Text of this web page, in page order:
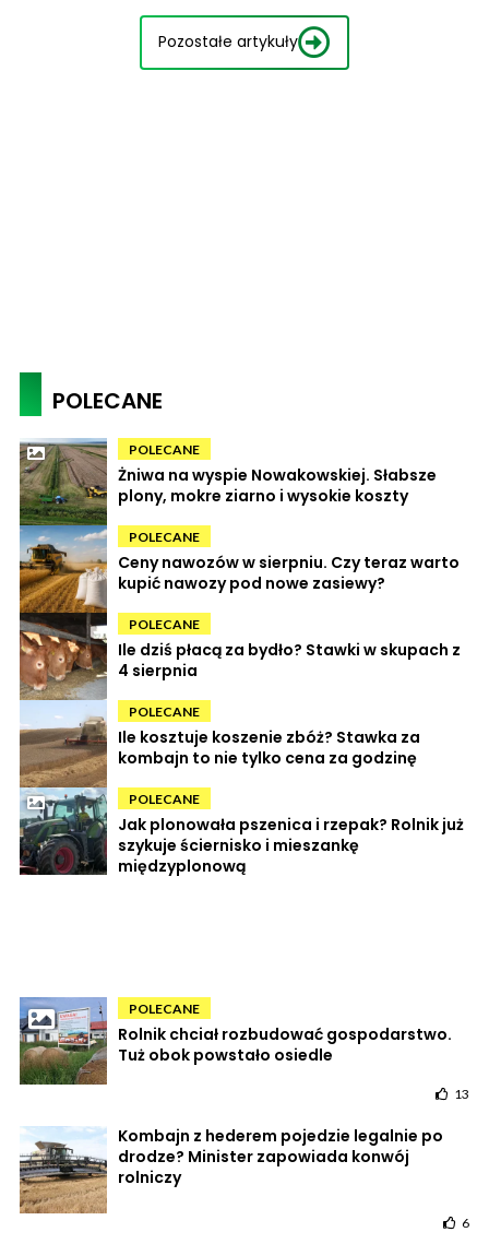
Pozostałe artykuły
POLECANE
POLECANE
Żniwa na wyspie Nowakowskiej. Słabsze
plony, mokre ziarno i wysokie koszty
POLECANE
Ceny nawozów w sierpniu. Czy teraz warto
kupić nawozy pod nowe zasiewy?
POLECANE
Ile dziś płacą za bydło? Stawki w skupach z
4 sierpnia
POLECANE
Ile kosztuje koszenie zbóż? Stawka za
kombajn to nie tylko cena za godzinę
POLECANE
Jak plonowała pszenica i rzepak? Rolnik już
szykuje ściernisko i mieszankę
międzyplonową
POLECANE
Rolnik chciał rozbudować gospodarstwo.
Tuż obok powstało osiedle
13
Kombajn z hederem pojedzie legalnie po
drodze? Minister zapowiada konwój
rolniczy
6